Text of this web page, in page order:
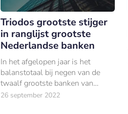
Triodos grootste stijger
in ranglijst grootste
Nederlandse banken
In het afgelopen jaar is het
balanstotaal bij negen van de
twaalf grootste banken van
Nederland toegenomen; bij BNG
26 september 2022